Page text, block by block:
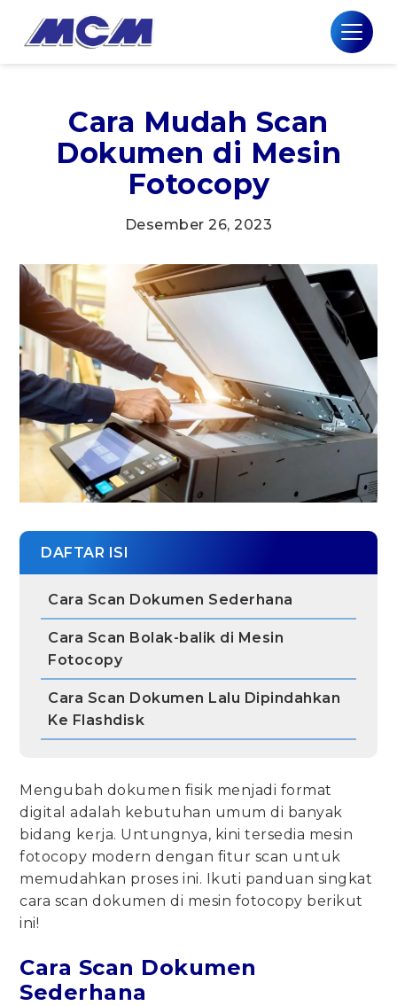
Cara Mudah Scan
Dokumen di Mesin
Fotocopy
Desember 26, 2023
DAFTAR ISI
Cara Scan Dokumen Sederhana
Cara Scan Bolak-balik di Mesin
Fotocopy
Cara Scan Dokumen Lalu Dipindahkan
Ke Flashdisk
Mengubah dokumen fisik menjadi format
digital adalah kebutuhan umum di banyak
bidang kerja. Untungnya, kini tersedia mesin
fotocopy modern dengan fitur scan untuk
memudahkan proses ini. Ikuti panduan singkat
cara scan dokumen di mesin fotocopy berikut
ini!
Cara Scan Dokumen
Sederhana